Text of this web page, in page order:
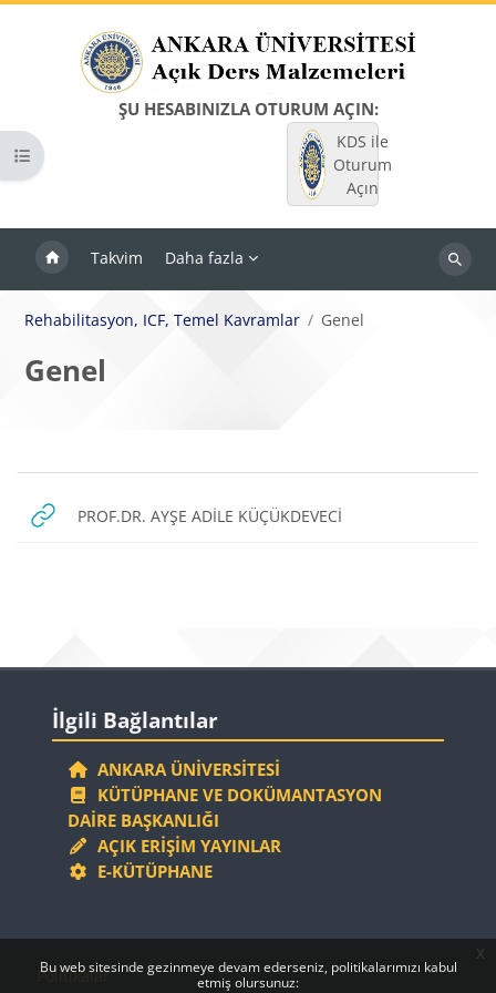
Bu web sitesinde gezinmeye devam ederseniz, politikalarımızı kabul
etmiş olursunuz:
x
ŞU HESABINIZLA OTURUM AÇIN:
KDS ile
Oturum
Açın
Takvim Daha fazla
Dersleri
Kurs dizinini aç
Rehabilitasyon, ICF, Temel Kavramlar Genel
Genel
Bloklar
Bölüm anahatları
PROF.DR. AYŞE ADİLE KÜÇÜKDEVECİ
Bloklar
İlgili Bağlantılar
ANKARA ÜNIVERSITESI
KÜTÜPHANE VE DOKÜMANTASYON
DAIRE BAŞKANLIĞI
AÇIK ERIŞIM YAYINLAR
E-KÜTÜPHANE
Bloklar
Bloklar
Politikalar